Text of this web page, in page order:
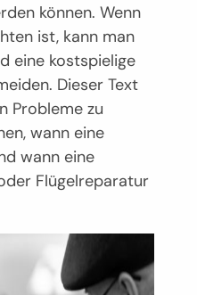
können. Wenn
ist, kann man
eine kostspielige
Dieser Text
Probleme zu
wann eine
wann eine
Flügelreparatur